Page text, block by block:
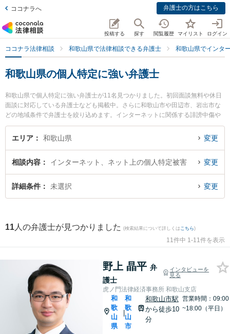
ココナラへ 弁護士の方はこちら
投稿する 探す 閲覧履歴 マイリスト ログイン
ココナラ法律相談 和歌山県で法律相談できる弁護士 和歌山県でインタ
和歌山県の個人特定に強い弁護士
和歌山県で個人特定に強い弁護士が11名見つかりました。初回面談無料や休日
面談に対応している弁護士なども掲載中。さらに和歌山市や田辺市、岩出市な
どの地域条件で弁護士を絞り込めます。インターネットに関係する誹謗中傷や
名誉毀損、個人特定等の細かな分野での絞り込み検索もでき便利です。特に虎
ノ門法律経済事務所 和歌山支店の野上 晶平弁護士や佐藤生空法律事務所の佐藤
定のトラブルを今すぐに弁護士に相談したい』『個人特定のトラブル解決の実
績豊富な近くの弁護士を検索したい』『初回相談無料で個人特定を法律相談で
きる和歌山県内の弁護士に相談予約したい』などでお困りの相談者さんにおす
エリア 和歌山県 変更
相談内容 インターネット、ネット上の個人特定被害 変更
詳細条件 未選択 変更
11 人の弁護士が見つかりました (検索結果について詳しくは こちら)
11件中 1-11件を表示
野上 晶平 弁
護士
インタビューを
見る
虎ノ門法律経済事務所 和歌山支店
和
歌
山
県
|
和
歌
山
市
和歌山市駅
から徒歩10
分
営業時間：09:00
~18:00（平日）